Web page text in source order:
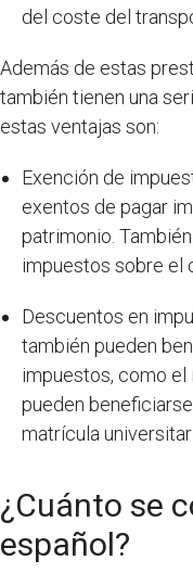
del coste del
Además de estas
también tienen una
estas ventajas son:
Exención de
exentos de pagar
patrimonio.
impuestos sobre el
Descuentos en
también pueden
impuestos, como el
pueden
matrícula
¿Cuánto se
español?